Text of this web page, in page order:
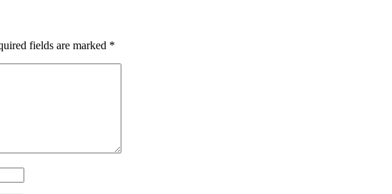
fields are marked *